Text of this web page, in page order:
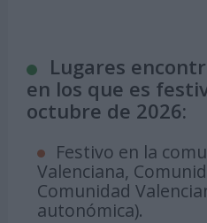
Lugares
en los que es
octubre de 2026:
Festivo en la
Valenciana,
Comunidad
autonómica).